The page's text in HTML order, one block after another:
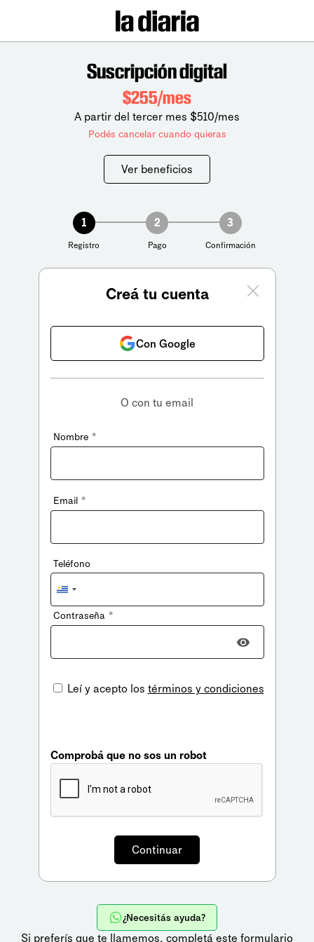
Suscripción digital
$255/mes
A partir del tercer mes $510/mes
Podés cancelar cuando quieras
Ver beneficios
1
Registro
2
Pago
3
Confirmación
Creá tu cuenta
Con Google
O con tu email
Nombre *
Email *
Teléfono
Uruguay
+598
Contraseña *
Leí y acepto los términos y condiciones
Comprobá que no sos un robot
¿Necesitás ayuda?
Si preferís que te llamemos, completá este formulario